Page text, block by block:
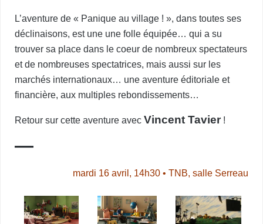
L’aventure de « Panique au village ! », dans toutes ses
déclinaisons, est une une folle équipée… qui a su
trouver sa place dans le coeur de nombreux spectateurs
et de nombreuses spectatrices, mais aussi sur les
marchés internationaux… une aventure éditoriale et
financière, aux multiples rebondissements…
Retour sur cette aventure avec Vincent Tavier !
—
mardi 16 avril, 14h30 • TNB, salle Serreau